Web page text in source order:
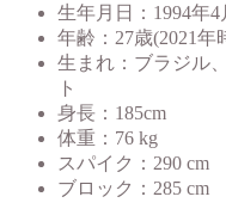
生年月日：1994年4
年齢：27歳(2021年
生まれ：ブラジル
ト
身長：185cm
体重：76 kg
スパイク：290 cm
ブロック：285 cm